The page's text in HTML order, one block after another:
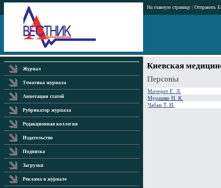
На главную страницу | Отправить
Журнал
Тематика журнала
Аннотации статей
Рубрикатор журнала
Редакционная коллегия
Издательство
Подписка
Загрузки
Реклама в журнале
Киевская
Персоны
Мачерет Е. Л.
Мурашко Н. К.
Чабан Т. И.